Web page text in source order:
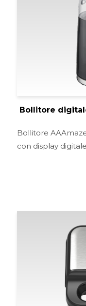
Bollitore
Bollitore
con display digitale